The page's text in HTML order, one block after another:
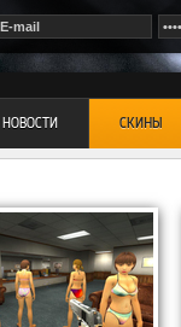
НОВОСТИ СКИНЫ